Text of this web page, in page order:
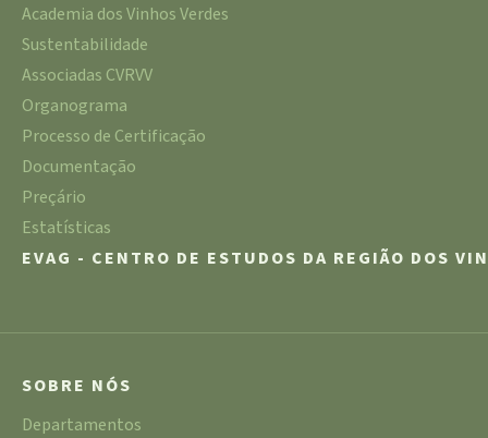
Academia dos Vinhos Verdes
Sustentabilidade
Associadas CVRVV
Organograma
Processo de Certificação
Documentação
Preçário
Estatísticas
EVAG - CENTRO DE ESTUDOS DA REGIÃO DOS
SOBRE NÓS
Departamentos